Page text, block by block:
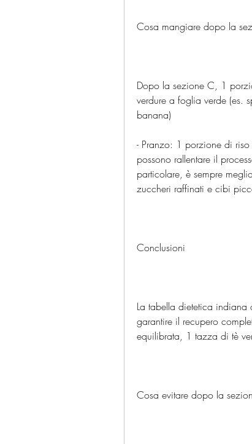
Cosa mangiare dopo la
Dopo la sezione C, 1
verdure a foglia verde (es.
banana)
- Pranzo: 1 porzione di
possono rallentare il
particolare, è sempre
zuccheri raffinati e cibi
Conclusioni
La tabella dietetica indiana
garantire il recupero
equilibrata, 1 tazza di tè
Cosa evitare dopo la